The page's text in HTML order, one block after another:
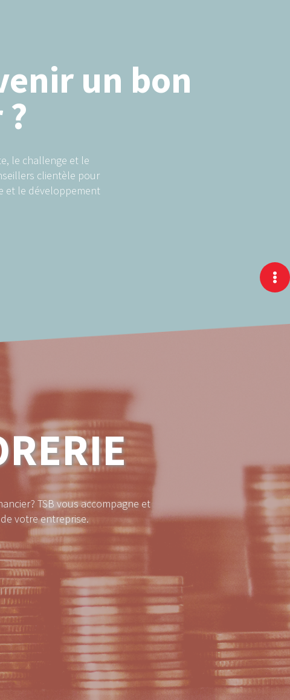
un bon
le challenge et le
clientèle pour
et le développement
TSB vous accompagne et
votre entreprise.